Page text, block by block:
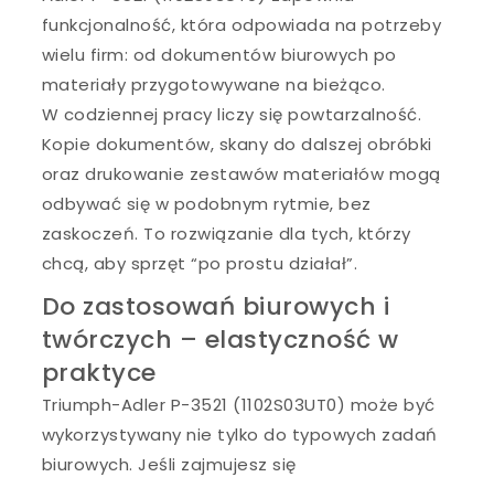
funkcjonalność, która odpowiada na potrzeby
wielu firm: od dokumentów biurowych po
materiały przygotowywane na bieżąco.
W codziennej pracy liczy się powtarzalność.
Kopie dokumentów, skany do dalszej obróbki
oraz drukowanie zestawów materiałów mogą
odbywać się w podobnym rytmie, bez
zaskoczeń. To rozwiązanie dla tych, którzy
chcą, aby sprzęt “po prostu działał”.
Do zastosowań biurowych i
twórczych – elastyczność w
praktyce
Triumph-Adler P-3521 (1102S03UT0) może być
wykorzystywany nie tylko do typowych zadań
biurowych. Jeśli zajmujesz się